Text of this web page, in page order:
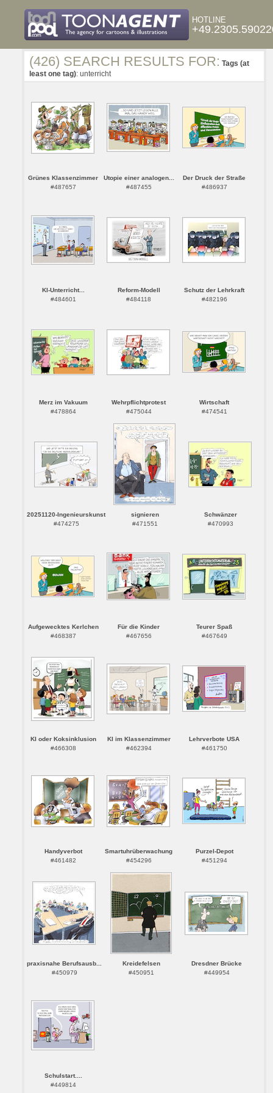
HOTLINE
(426) SEARCH RESULTS FOR: Tags (at
least one tag): unterricht
Grünes Klassenzimmer
#487657
Utopie einer analogen...
#487455
Der Druck der Straße
#486937
KI-Unterricht...
#484601
Reform-Modell
#484118
Schutz der Lehrkraft
#482196
Merz im Vakuum
#478864
Wehrpflichtprotest
#475044
Wirtschaft
#474541
20251120-Ingenieurskunst
#474275
signieren
#471551
Schwänzer
#470993
Aufgewecktes Kerlchen
#468387
Für die Kinder
#467656
Teurer Spaß
#467649
KI oder Koksinklusion
#466308
KI im Klassenzimmer
#462394
Lehrverbote USA
#461750
Handyverbot
#461482
Smartuhrüberwachung
#454296
Purzel-Depot
#451294
praxisnahe Berufsausb...
#450979
Kreidefelsen
#450951
Dresdner Brücke
#449954
Schulstart....
#449814